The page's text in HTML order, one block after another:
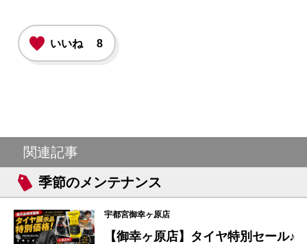
いいね 8
関連記事
季節のメンテナンス
宇都宮御幸ヶ原店
【御幸ヶ原店】タイヤ特別セール♪